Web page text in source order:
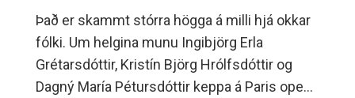
Það er skammt stórra högga á milli hjá okkar
fólki. Um helgina munu Ingibjörg Erla
Grétarsdóttir, Kristín Björg Hrólfsdóttir og
Dagný María Pétursdóttir keppa á Paris open